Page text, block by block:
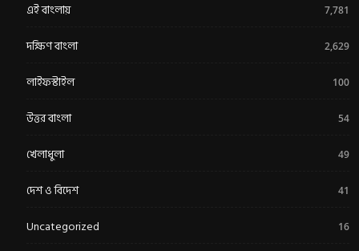
এই বাংলায় 7,781
দক্ষিণ বাংলা 2,629
লাইফস্টাইল 100
উত্তর বাংলা 54
খেলাধুলা 49
দেশ ও বিদেশ 41
Uncategorized 16